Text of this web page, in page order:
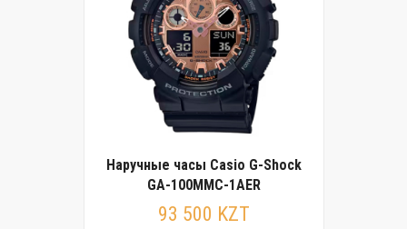
Наручные часы Casio G-Shock
GA-100MMC-1AER
93 500 KZT